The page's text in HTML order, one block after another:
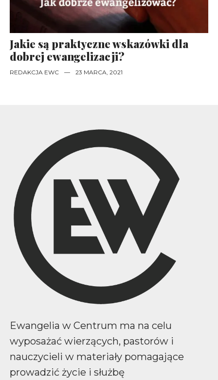
Jakie są praktyczne wskazówki dla
dobrej ewangelizacji?
REDAKCJA EWC — 23 MARCA, 2021
Ewangelia w Centrum ma na celu
wyposażać wierzących, pastorów i
nauczycieli w materiały pomagające
prowadzić życie i służbę